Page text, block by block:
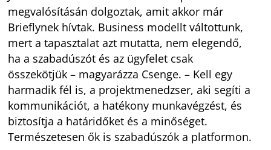
megvalósításán dolgoztak, amit akkor már
Brieflynek hívtak. Business modellt váltottunk,
mert a tapasztalat azt mutatta, nem elegendő,
ha a szabadúszót és az ügyfelet csak
összekötjük – magyarázza Csenge. – Kell egy
harmadik fél is, a projektmenedzser, aki segíti a
kommunikációt, a hatékony munkavégzést, és
biztosítja a határidőket és a minőséget.
Természetesen ők is szabadúszók a platformon.